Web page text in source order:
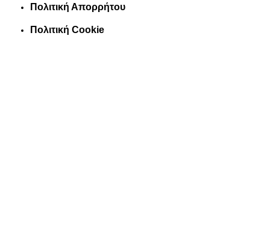
Πολιτική Απορρήτου
Πολιτική Cookie